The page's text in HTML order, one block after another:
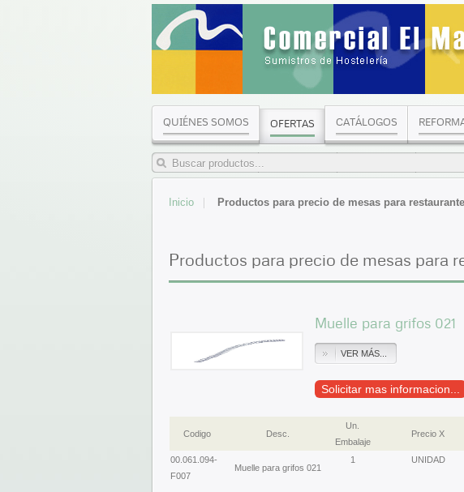
QUIÉNES SOMOS OFERTAS CATÁLOGOS
Inicio Productos para precio de mesas para
Productos para precio de mesas para
Muelle para grifos 021
VER MÁS...
Solicitar mas informacion...
Codigo Desc.
Un.
Embalaje
Precio X
00.061.094-
F007
Muelle para grifos 021
1 UNIDAD